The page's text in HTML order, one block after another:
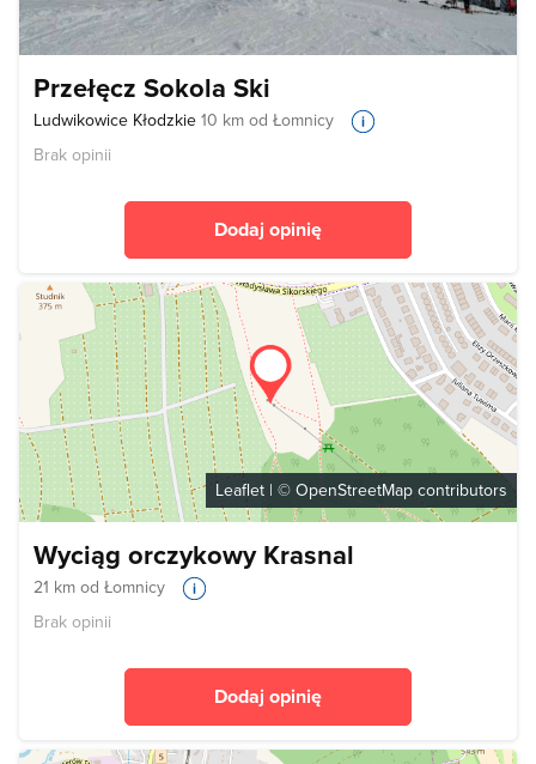
Przełęcz Sokola Ski
Ludwikowice Kłodzkie 10 km od Łomnicy
Brak opinii
Dodaj opinię
Leaflet | © OpenStreetMap contributors
Wyciąg orczykowy Krasnal
21 km od Łomnicy
Brak opinii
Dodaj opinię